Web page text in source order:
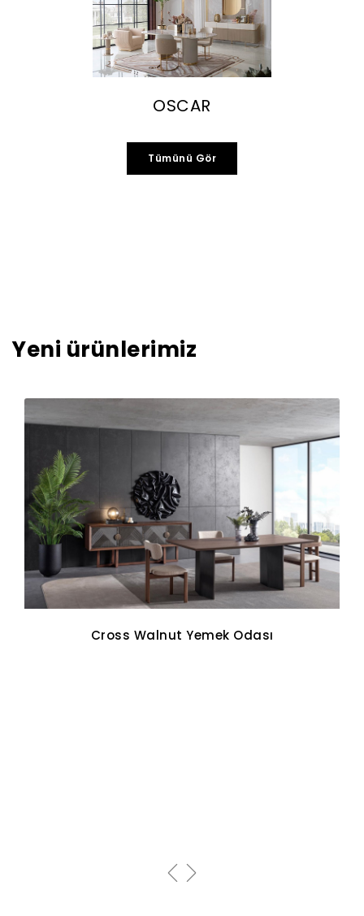
OSCAR
Tümünü Gör
Yeni ürünlerimiz
Cross Walnut Yemek Odası